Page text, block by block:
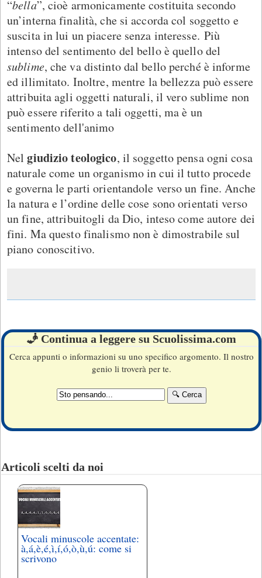
“bella”, cioè armonicamente costituita secondo
un’interna finalità, che si accorda col soggetto e
suscita in lui un piacere senza interesse. Più
intenso del sentimento del bello è quello del
sublime, che va distinto dal bello perché è informe
ed illimitato. Inoltre, mentre la bellezza può essere
attribuita agli oggetti naturali, il vero sublime non
può essere riferito a tali oggetti, ma è un
sentimento dell'animo
Nelgiudizio teologico, il soggetto pensa ogni cosa
naturale come un organismo in cui il tutto procede
e governa le parti orientandole verso un fine. Anche
la natura e l’ordine delle cose sono orientati verso
un fine, attribuitogli da Dio, inteso come autore dei
fini. Ma questo finalismo non è dimostrabile sul
piano conoscitivo.
🧞 Continua a leggere su Scuolissima.com
Cerca appunti o informazioni su uno specifico argomento. Il nostro
genio li troverà per te.
Articoli scelti da noi
Vocali minuscole accentate:
à,á,è,é,ì,í,ó,ò,ù,ú: come si
scrivono